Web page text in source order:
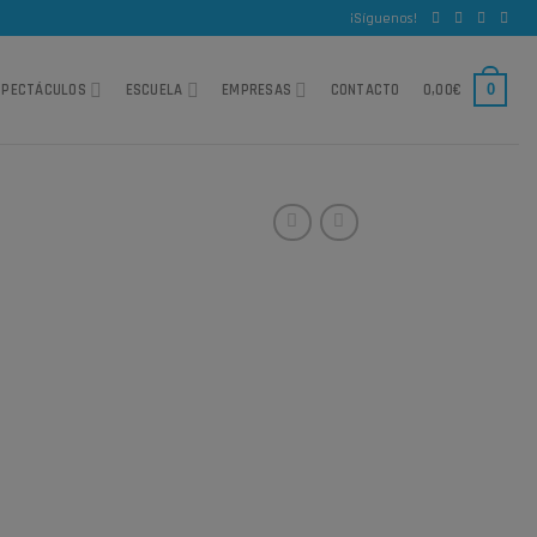
¡Síguenos!
ESCUELA EMPRESAS CONTACTO 0,00€ 0